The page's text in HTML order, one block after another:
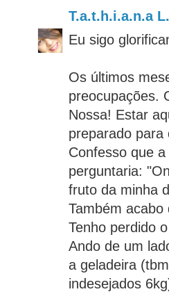
T.a.t.h.i.a.n.a
Eu sigo
Os últimos
preocupações.
Nossa! Estar
preparado para
Confesso que
perguntaria:
fruto da minha
Também
Tenho perdido
Ando de um
a geladeira
indesejados